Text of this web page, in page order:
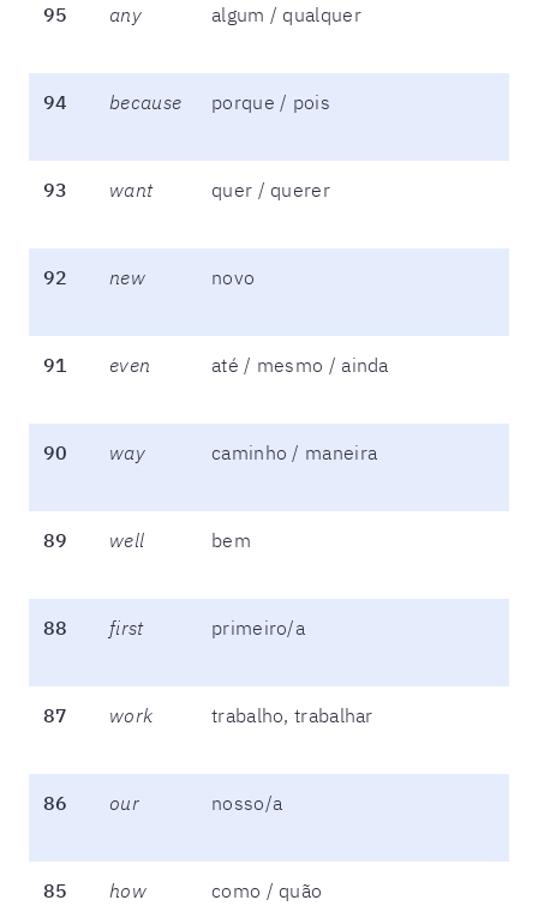
95 any algum / qualquer
94 because porque / pois
93 want quer / querer
92 new novo
91 even até / mesmo / ainda
90 way caminho / maneira
89 well bem
88 first primeiro/a
87 work trabalho, trabalhar
86 our nosso/a
85 how como / quão